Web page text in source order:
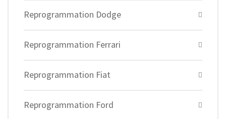
Reprogrammation Dodge
Reprogrammation Ferrari
Reprogrammation Fiat
Reprogrammation Ford